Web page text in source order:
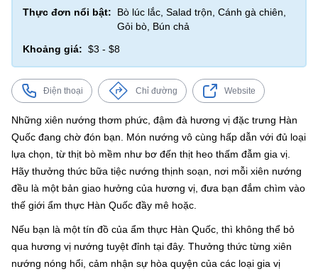
Thực đơn nổi bật:
Bò lúc lắc, Salad trộn, Cánh gà chiên,
Gỏi bò, Bún chả
Khoảng giá: $3 - $8
Điện thoại Chỉ đường Website
Những xiên nướng thơm phức, đậm đà hương vị đặc trưng Hàn
Quốc đang chờ đón bạn. Món nướng vô cùng hấp dẫn với đủ loại
lựa chọn, từ thịt bò mềm như bơ đến thịt heo thấm đẫm gia vị.
Hãy thưởng thức bữa tiệc nướng thịnh soạn, nơi mỗi xiên nướng
đều là một bản giao hưởng của hương vị, đưa bạn đắm chìm vào
thế giới ẩm thực Hàn Quốc đầy mê hoặc.
Nếu bạn là một tín đồ của ẩm thực Hàn Quốc, thì không thể bỏ
qua hương vị nướng tuyệt đỉnh tại đây. Thưởng thức từng xiên
nướng nóng hổi, cảm nhận sự hòa quyện của các loại gia vị